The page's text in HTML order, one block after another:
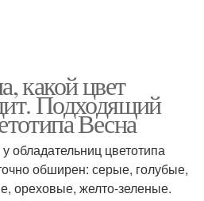
какой цвет
Подходящий
Весна
обладательниц цветотипа
обширен: серые, голубые,
ореховые, желто-зеленые.